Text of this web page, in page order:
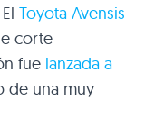
Toyota Avensis
corte
fue lanzada a
de una muy